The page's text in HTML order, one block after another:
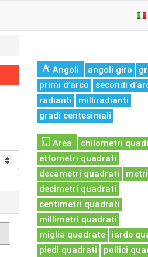
Angoli angoli giro
primi d’arco
secondi
radianti
milliradianti
gradi centesimali
Area
chilometri
ettometri quadrati
decametri quadrati
decimetri quadrati
centimetri quadrati
millimetri quadrati
miglia quadrate
iarde
piedi quadrati
pollici